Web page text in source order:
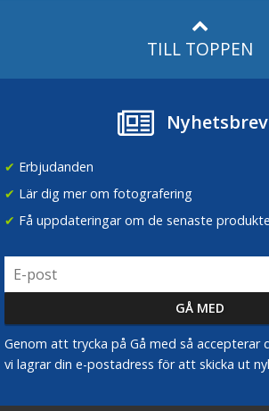
TILL TOPPEN
Nyhetsbrev
✔ Erbjudanden
✔ Lär dig mer om fotografering
✔ Få uppdateringar om de senaste
Genom att trycka på Gå med så accepterar
vi lagrar din e-postadress för att skicka ut